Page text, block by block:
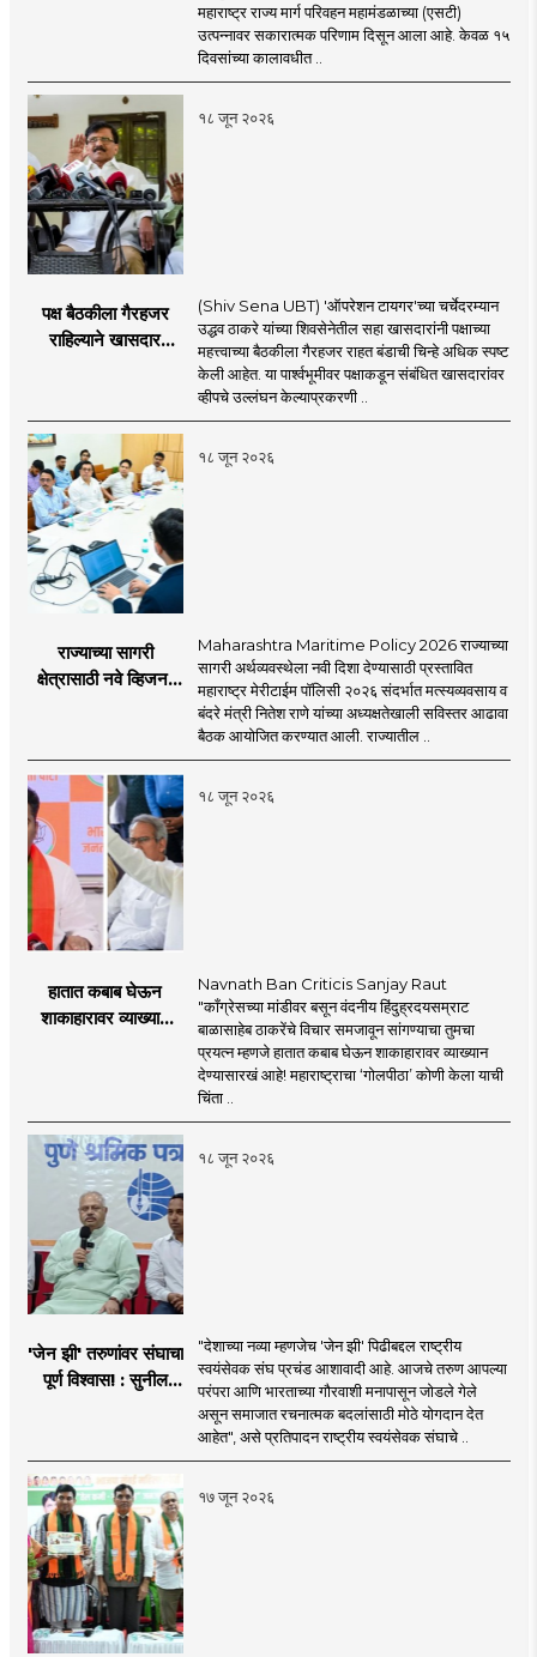
महाराष्ट्र राज्य मार्ग परिवहन महामंडळाच्या (एसटी)
उत्पन्नावर सकारात्मक परिणाम दिसून आला आहे. केवळ १५
दिवसांच्या कालावधीत ..
१८ जून २०२६
पक्ष बैठकीला गैरहजर
राहिल्याने खासदार
काय सांगतो?
(Shiv Sena UBT) 'ऑपरेशन टायगर'च्या चर्चेदरम्यान
उद्धव ठाकरे यांच्या शिवसेनेतील सहा खासदारांनी पक्षाच्या
महत्त्वाच्या बैठकीला गैरहजर राहत बंडाची चिन्हे अधिक स्पष्ट
केली आहेत. या पार्श्वभूमीवर पक्षाकडून संबंधित खासदारांवर
व्हीपचे उल्लंघन केल्याप्रकरणी ..
१८ जून २०२६
राज्याच्या सागरी
क्षेत्रासाठी नवे व्हिजन;
प्रस्ताव
Maharashtra Maritime Policy 2026 राज्याच्या
सागरी अर्थव्यवस्थेला नवी दिशा देण्यासाठी प्रस्तावित
महाराष्ट्र मेरीटाईम पॉलिसी २०२६ संदर्भात मत्स्यव्यवसाय व
बंदरे मंत्री नितेश राणे यांच्या अध्यक्षतेखाली सविस्तर आढावा
बैठक आयोजित करण्यात आली. राज्यातील ..
१८ जून २०२६
हातात कबाब घेऊन
शाकाहारावर व्याख्यान
Navnath Ban Criticis Sanjay Raut
"काँग्रेसच्या मांडीवर बसून वंदनीय हिंदुह्रदयसम्राट
बाळासाहेब ठाकरेंचे विचार समजावून सांगण्याचा तुमचा
प्रयत्न म्हणजे हातात कबाब घेऊन शाकाहारावर व्याख्यान
देण्यासारखं आहे! महाराष्ट्राचा ‘गोलपीठा’ कोणी केला याची
चिंता ..
१८ जून २०२६
'जेन झी' तरुणांवर संघाचा
पूर्ण विश्वास! : सुनील
"देशाच्या नव्या म्हणजेच 'जेन झी' पिढीबद्दल राष्ट्रीय
स्वयंसेवक संघ प्रचंड आशावादी आहे. आजचे तरुण आपल्या
परंपरा आणि भारताच्या गौरवाशी मनापासून जोडले गेले
असून समाजात रचनात्मक बदलांसाठी मोठे योगदान देत
आहेत", असे प्रतिपादन राष्ट्रीय स्वयंसेवक संघाचे ..
१७ जून २०२६